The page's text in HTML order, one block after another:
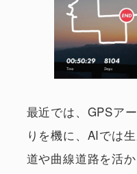
最近では、GPSア
りを機に、AIでは
道や曲線道路を活